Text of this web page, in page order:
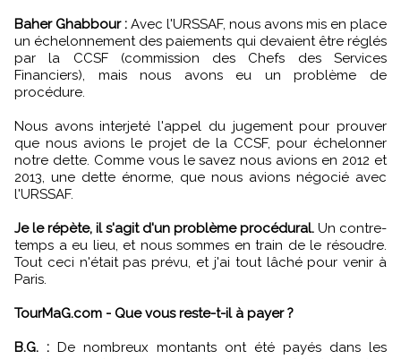
Baher Ghabbour : Avec l'URSSAF, nous avons mis en place
un échelonnement des paiements qui devaient être réglés
par la CCSF (commission des Chefs des Services
Financiers), mais nous avons eu un problème de
procédure.
Nous avons interjeté l'appel du jugement pour prouver
que nous avions le projet de la CCSF, pour échelonner
notre dette. Comme vous le savez nous avions en 2012 et
2013, une dette énorme, que nous avions négocié avec
l'URSSAF.
Je le répète, il s'agit d'un problème procédural. Un contre-
temps a eu lieu, et nous sommes en train de le résoudre.
Tout ceci n'était pas prévu, et j'ai tout lâché pour venir à
Paris.
TourMaG.com - Que vous reste-t-il à payer ?
B.G. : De nombreux montants ont été payés dans les